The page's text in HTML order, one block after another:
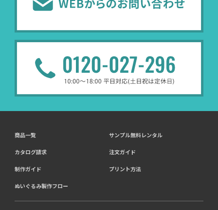
商品一覧 サンプル無料レンタル
カタログ請求 注文ガイド
制作ガイド プリント方法
ぬいぐるみ製作フロー